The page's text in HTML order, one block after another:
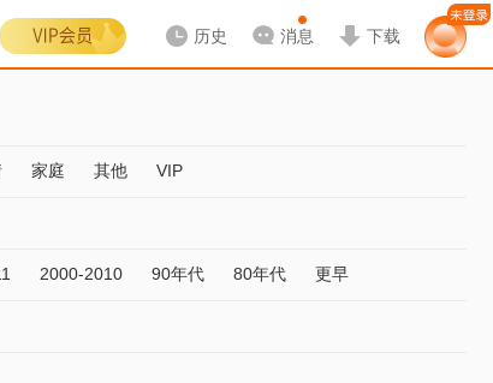
历史 消息 下载
家庭 其他 VIP
2000-2010 90年代 80年代 更早